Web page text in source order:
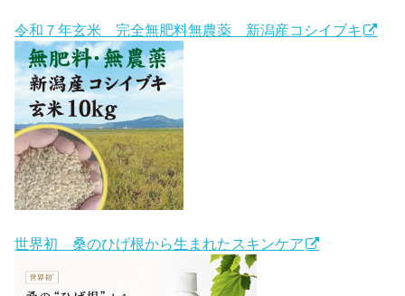
令和７年玄米 完全無肥料無農薬 新潟産コシイブキ
世界初 桑のひげ根から生まれたスキンケア